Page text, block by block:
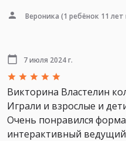
Вероника (1 ребёнок 11
7 июля 2024 г.
Викторина Властелин
Играли и взрослые и
Очень понравился
интерактивный